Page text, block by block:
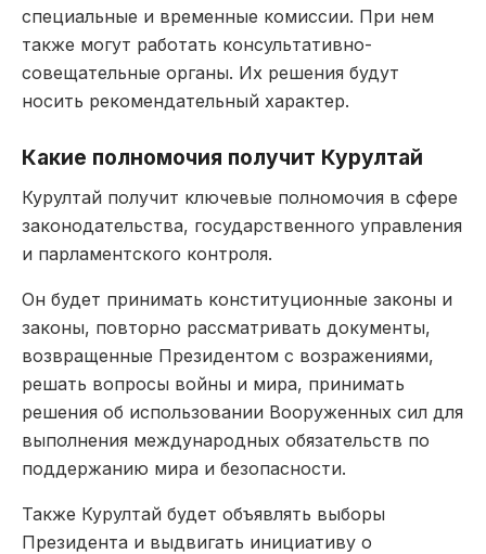
специальные и временные комиссии. При нем
также могут работать консультативно-
совещательные органы. Их решения будут
носить рекомендательный характер.
Какие полномочия получит Курултай
Курултай получит ключевые полномочия в сфере
законодательства, государственного управления
и парламентского контроля.
Он будет принимать конституционные законы и
законы, повторно рассматривать документы,
возвращенные Президентом с возражениями,
решать вопросы войны и мира, принимать
решения об использовании Вооруженных сил для
выполнения международных обязательств по
поддержанию мира и безопасности.
Также Курултай будет объявлять выборы
Президента и выдвигать инициативу о